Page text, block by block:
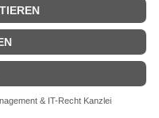
WARENKORB